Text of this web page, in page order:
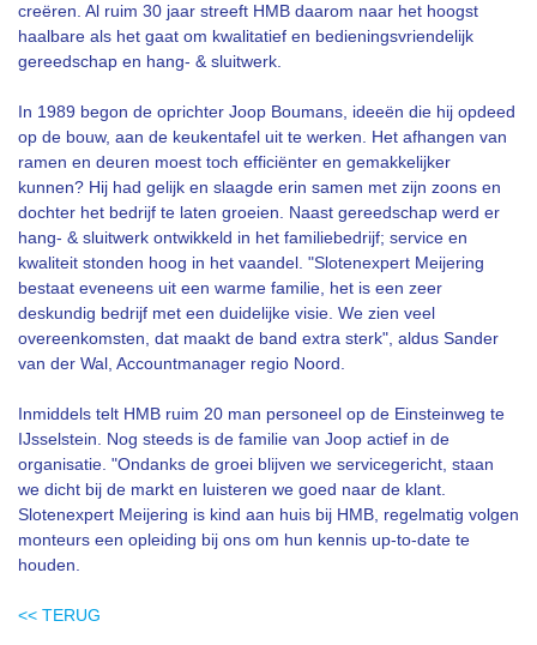
creëren. Al ruim 30 jaar streeft HMB daarom naar het hoogst
haalbare als het gaat om kwalitatief en bedieningsvriendelijk
gereedschap en hang- & sluitwerk.
In 1989 begon de oprichter Joop Boumans, ideeën die hij opdeed
op de bouw, aan de keukentafel uit te werken. Het afhangen van
ramen en deuren moest toch efficiënter en gemakkelijker
kunnen? Hij had gelijk en slaagde erin samen met zijn zoons en
dochter het bedrijf te laten groeien. Naast gereedschap werd er
hang- & sluitwerk ontwikkeld in het familiebedrijf; service en
kwaliteit stonden hoog in het vaandel. "Slotenexpert Meijering
bestaat eveneens uit een warme familie, het is een zeer
deskundig bedrijf met een duidelijke visie. We zien veel
overeenkomsten, dat maakt de band extra sterk", aldus Sander
van der Wal, Accountmanager regio Noord.
Inmiddels telt HMB ruim 20 man personeel op de Einsteinweg te
IJsselstein. Nog steeds is de familie van Joop actief in de
organisatie. "Ondanks de groei blijven we servicegericht, staan
we dicht bij de markt en luisteren we goed naar de klant.
Slotenexpert Meijering is kind aan huis bij HMB, regelmatig volgen
monteurs een opleiding bij ons om hun kennis up-to-date te
houden.
<< TERUG